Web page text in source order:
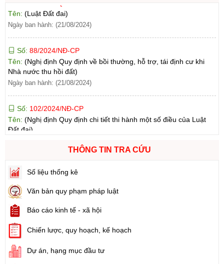
Ngày ban hành: (21/08/2024)
Tên:
Nhà nước thu hồi đất)
Ngày ban hành: (21/08/2024)
Tên:
Đất đai)
Ngày ban hành: (21/08/2024)
103/2024/NĐ-CP
Ngày ban hành: (21/08/2024)
Số:
Tên:
(Kế hoạch triển khai thi hành Luật Đất đai năm 2024)
Số:71/2024/NĐ-CP
Tên:
(Nghị định Quy định về giá đất)
THÔNG TIN TRA CỨU
Số liệu thống kê
Văn bản quy phạm pháp luật
Báo cáo kinh tế - xã hội
Chiến lược, quy hoạch, kế hoạch
Dự án, hạng mục đầu tư